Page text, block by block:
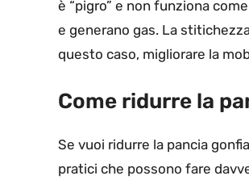
è “pigro” e non funziona
e generano gas. La
questo caso, migliorare la
Come ridurre la
Se vuoi ridurre la pancia
pratici che possono fare